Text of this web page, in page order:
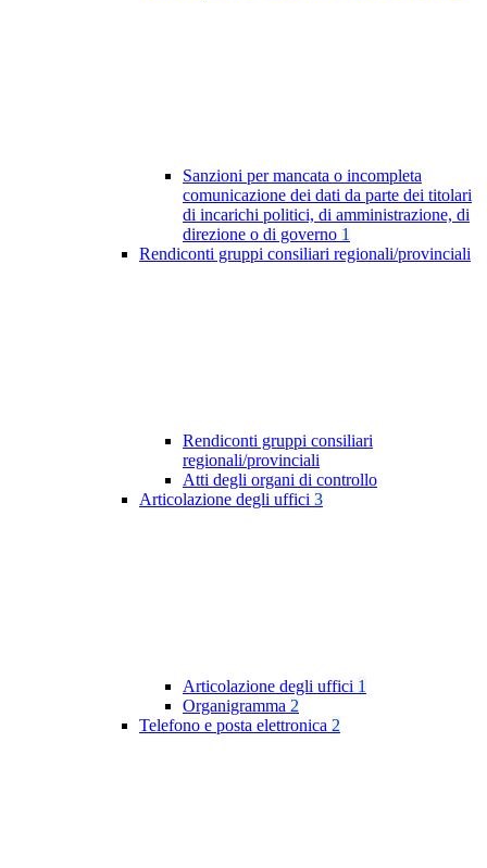
Sanzioni per mancata o incompleta
comunicazione dei dati da parte dei titolari
di incarichi politici, di amministrazione, di
direzione o di governo 1
Rendiconti gruppi consiliari regionali/provinciali
Rendiconti gruppi consiliari
regionali/provinciali
Atti degli organi di controllo
Articolazione degli uffici 3
Articolazione degli uffici 1
Organigramma 2
Telefono e posta elettronica 2